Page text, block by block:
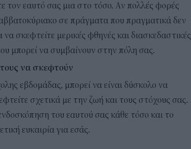
τον εαυτό σας μια στο τόσο. Αν πολλές φορές
σε πράγματα που πραγματικά δεν
σκεφτείτε μερικές φθηνές και διασκεδαστικές
μπορεί να συμβαίνουν στην πόλη σας.
να σκεφτούν
εβδομάδας, μπορεί να είναι δύσκολο να
σχετικά με την ζωή και τους στόχους σας.
του εαυτού σας κάθε τόσο και το
ευκαιρία για εσάς.